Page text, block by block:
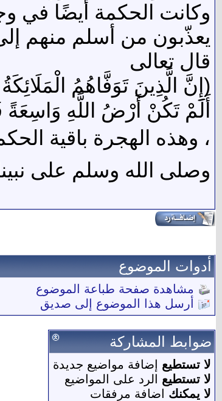
وكانت الحكمة أيضًا في
يعذّبون من أسلم منهم
قال تعالى
(إِنَّ الَّذِينَ تَوَفَّاهُمُ
أَلَمْ تَكُنْ أَرْضُ اللَّهِ وَاسِعَةً
، وهذه الهجرة باقية
وصلى الله وسلم على
أدوات الموضوع
مشاهدة صفحة طباعة الموضوع
أرسل هذا الموضوع إلى صديق
ضوابط المشاركة
لا تستطيع إضافة مواضيع جديدة
لا تستطيع الرد على المواضيع
لا يمكنك اضافة مرفقات